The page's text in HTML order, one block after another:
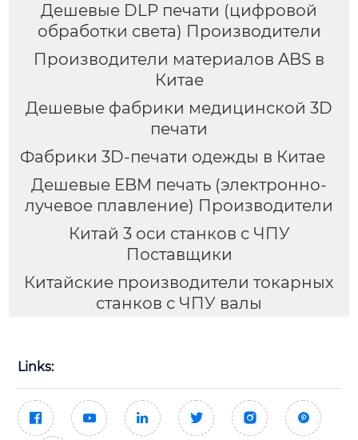
Дешевые DLP печати (цифровой
обработки света) Производители
Производители материалов ABS в
Китае
Дешевые фабрики медицинской 3D
печати
Фабрики 3D-печати одежды в Китае
Дешевые EBM печать (электронно-
лучевое плавление) Производители
Китай 3 оси станков с ЧПУ
Поставщики
Китайские производители токарных
станков с ЧПУ валы
Links:
     